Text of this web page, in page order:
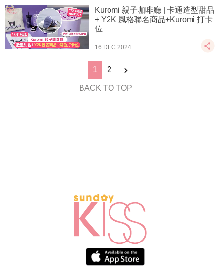
Kuromi 親子咖啡廳 | 卡通造型甜品
+ Y2K 風格聯名商品+Kuromi 打卡
位
16 DEC 2024
1 2
BACK TO TOP